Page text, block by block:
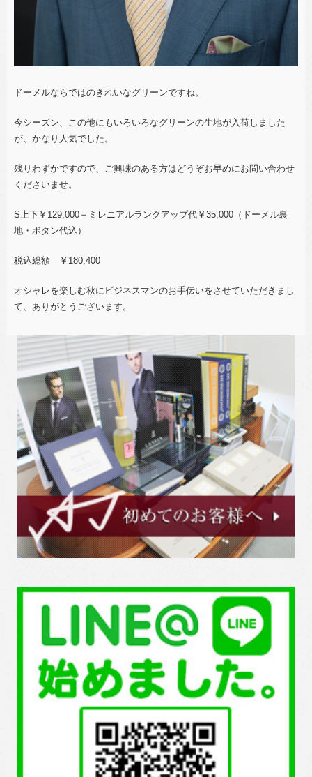
ドーメルならではのきれいなグリーンですね。
今シーズン、この他にもいろいろなグリーンの生地が入荷しました
が、かなり人気でした。
残りわずかですので、ご興味のある方はどうぞお早めにお問い合わせ
くださいませ。
S上下￥129,000＋ ミレニアルランクアップ代￥35,000（ドーメル裏
地・ボタン代込）
税込総額 ￥180,400
オシャレを楽しむ秋にビジネスマンのお手伝いをさせていただきまし
て、ありがとうございます。